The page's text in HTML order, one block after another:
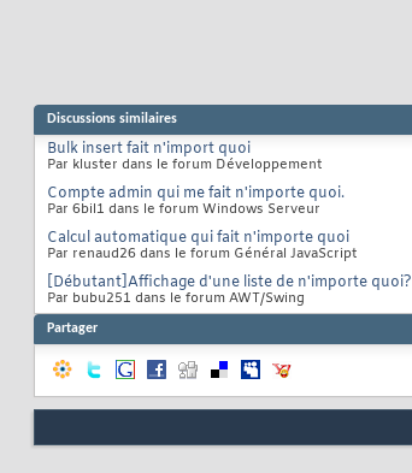
Discussions similaires
Bulk insert fait n'import quoi
Par kluster dans le forum Développement
Compte admin qui me fait n'importe quoi.
Par 6bil1 dans le forum Windows Serveur
Calcul automatique qui fait n'importe quoi
Par renaud26 dans le forum Général JavaScript
[Débutant]Affichage d'une liste de n'importe quoi?
Par bubu251 dans le forum AWT/Swing
Partager